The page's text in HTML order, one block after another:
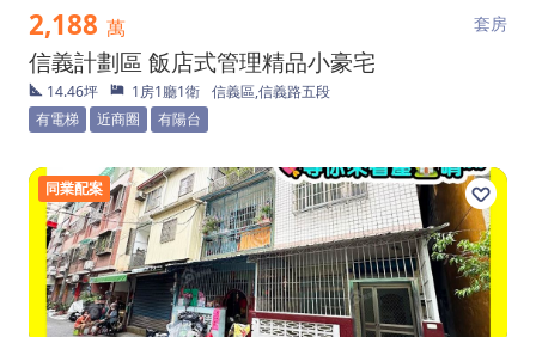
2,188 萬 套房
信義計劃區 飯店式管理精品小豪宅
14.46坪 1房1廳1衛 信義區,信義路五段
有電梯
近商圈 有陽台
同業配案